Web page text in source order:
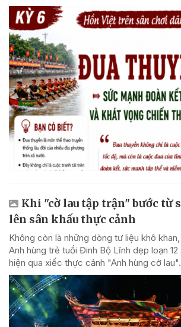
Khi "cờ lau tập trận" bước từ
lên sân khấu thực cảnh
Không còn là những dòng tư liệu khô
Anh hùng trẻ tuổi Đinh Bộ Lĩnh dẹp loạn
hiện qua xiếc thực cảnh "Anh hùng cờ lau".